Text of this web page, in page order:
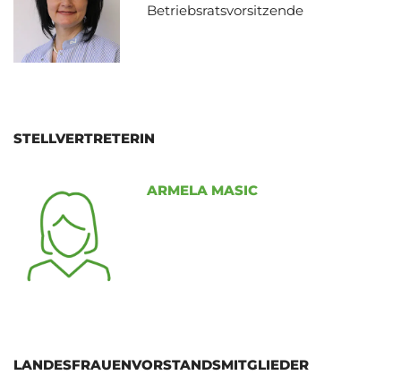
Betriebsratsvorsitzende
STELLVERTRETERIN
ARMELA MASIC
LANDESFRAUENVORSTANDSMITGLIEDER